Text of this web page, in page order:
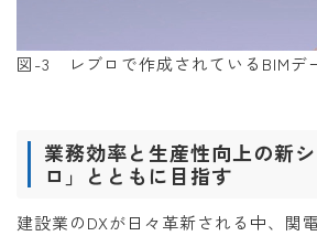
図-3 レブロで作成されているBIMデ
業務効率と生産性向上の新
ロ」とともに目指す
建設業のDXが日々革新される中、関